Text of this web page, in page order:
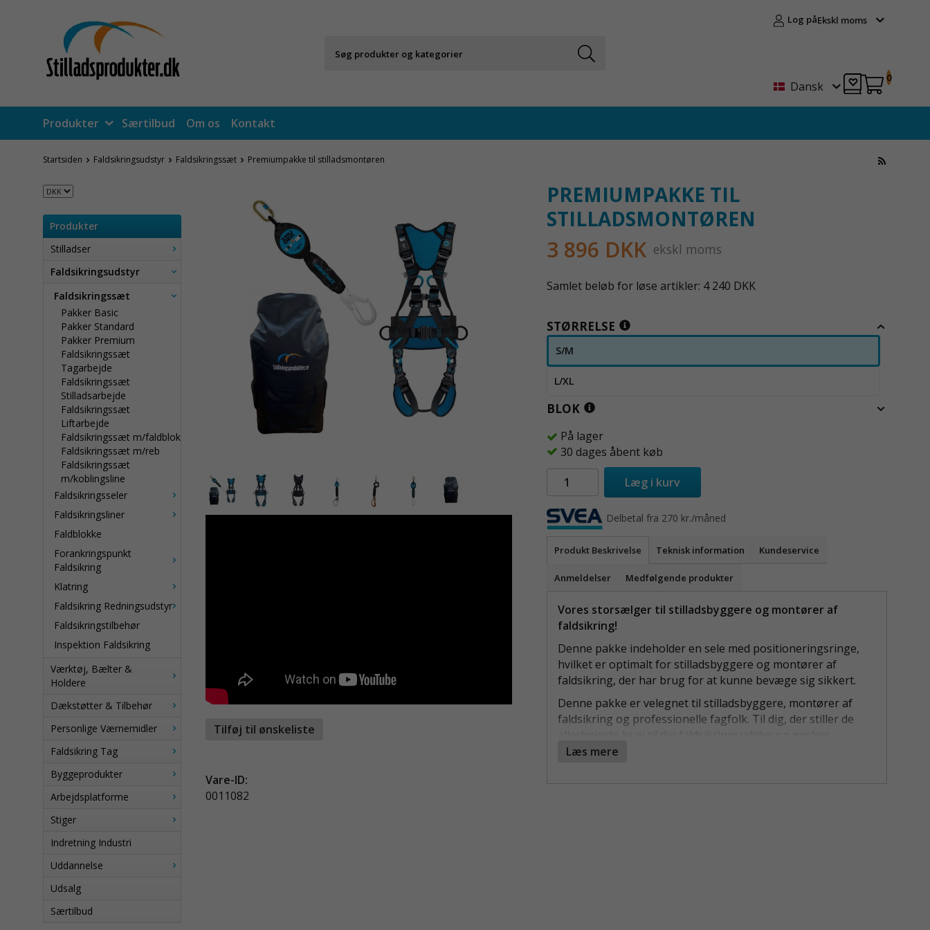
Log påEkskl moms
Dansk
0
Produkter Særtilbud Om os Kontakt
Startsiden Faldsikringsudstyr Faldsikringssæt Premiumpakke til stilladsmontøren
Produkter
Stilladser
Faldsikringsudstyr
Faldsikringssæt
Pakker Basic
Pakker Standard
Pakker Premium
Faldsikringssæt
Tagarbejde
Faldsikringssæt
Stilladsarbejde
Faldsikringssæt
Liftarbejde
Faldsikringssæt m/faldblok
Faldsikringssæt m/reb
Faldsikringssæt
m/koblingsline
Faldsikringsseler
Faldsikringsliner
Faldblokke
Forankringspunkt
Faldsikring
Klatring
Faldsikring Redningsudstyr
Faldsikringstilbehør
Inspektion Faldsikring
Værktøj, Bælter &
Holdere
Dækstøtter & Tilbehør
Personlige Værnemidler
Faldsikring Tag
Byggeprodukter
Arbejdsplatforme
Stiger
Indretning Industri
Uddannelse
Udsalg
Særtilbud
PREMIUMPAKKE TIL
STILLADSMONTØREN
3 896 DKK ekskl moms
Samlet beløb for løse artikler: 4 240 DKK
STØRRELSE
S/M
L/XL
BLOK
På lager
30 dages åbent køb
Læg i kurv
Delbetal fra 270 kr./måned
Produkt Beskrivelse Teknisk information Kundeservice
Anmeldelser Medfølgende produkter
Vores storsælger til stilladsbyggere og montører af
faldsikring!
Denne pakke indeholder en sele med positioneringsringe,
hvilket er optimalt for stilladsbyggere og montører af
faldsikring, der har brug for at kunne bevæge sig sikkert.
Denne pakke er velegnet til stilladsbyggere, montører af
faldsikring og professionelle fagfolk. Til dig, der stiller de
produkter, der kan holde til daglig brug uden at gå på
Læs mere
Tilføj til ønskeliste
Vare-ID:
0011082